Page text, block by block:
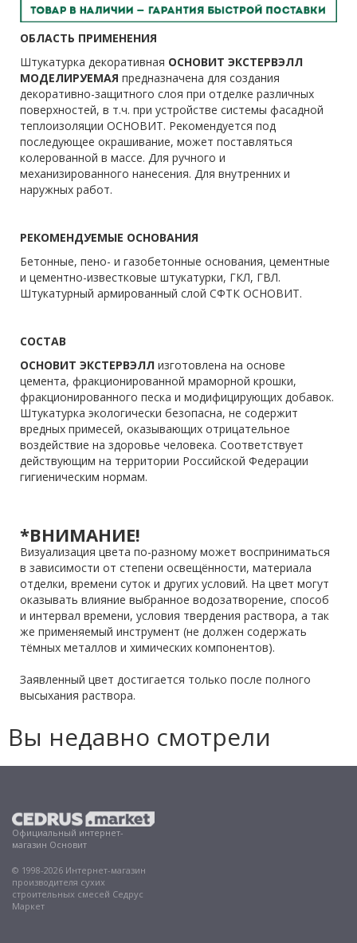
ОБЛАСТЬ ПРИМЕНЕНИЯ
Штукатурка декоративная ОСНОВИТ ЭКСТЕРВЭЛЛ
МОДЕЛИРУЕМАЯ предназначена для создания
декоративно-защитного слоя при отделке различных
поверхностей, в т.ч. при устройстве системы фасадной
теплоизоляции ОСНОВИТ. Рекомендуется под
последующее окрашивание, может поставляться
колерованной в массе. Для ручного и
механизированного нанесения. Для внутренних и
наружных работ.
РЕКОМЕНДУЕМЫЕ ОСНОВАНИЯ
Бетонные, пено- и газобетонные основания, цементные
и цементно-известковые штукатурки, ГКЛ, ГВЛ.
Штукатурный армированный слой СФТК ОСНОВИТ.
СОСТАВ
ОСНОВИТ ЭКСТЕРВЭЛЛ изготовлена на основе
цемента, фракционированной мраморной крошки,
фракционированного песка и модифицирующих добавок.
Штукатурка экологически безопасна, не содержит
вредных примесей, оказывающих отрицательное
воздействие на здоровье человека. Соответствует
действующим на территории Российской Федерации
гигиеническим нормам.
*ВНИМАНИЕ!
Визуализация цвета по-разному может восприниматься
в зависимости от степени освещённости, материала
отделки, времени суток и других условий. На цвет могут
оказывать влияние выбранное водозатворение, способ
и интервал времени, условия твердения раствора, а так
же применяемый инструмент (не должен содержать
тёмных металлов и химических компонентов).
Заявленный цвет достигается только после полного
высыхания раствора.
Вы недавно смотрели
Официальный интернет-
магазин Основит
© 1998-2026 Интернет-магазин
производителя сухих
строительных смесей Седрус
Маркет